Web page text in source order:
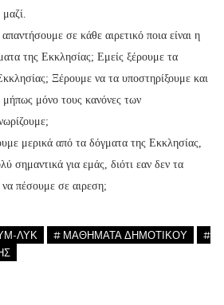
σε κάθε αιρετικό ποια είναι η
της Εκκλησίας; Εμείς ξέρουμε τα
Ξέρουμε να τα υποστηρίξουμε και
μόνο τους κανόνες των
μερικά από τα δόγματα της Εκκλησίας,
σημαντικά για εμάς, διότι εαν δεν τα
να πέσουμε σε αιρεση;
ΛΥΚ # ΜΑΘΗΜΑΤΑ ΔΗΜΟΤΙΚΟΥ
#